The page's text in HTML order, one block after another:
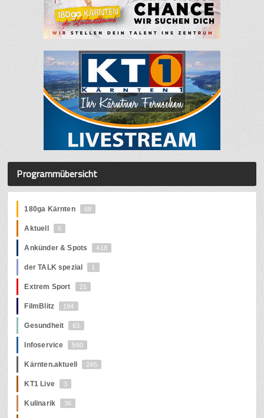
Programmübersicht
180ga Kärnten 68
Aktuell 6
Ankünder & Spots 418
der TALK spezial 1
Extrem Sport 21
FilmBlitz 194
Gesundheit 63
Infoservice 560
Kärnten.aktuell 245
KT1 Live 3
Kulinarik 36